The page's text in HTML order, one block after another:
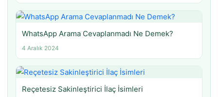
WhatsApp Arama Cevaplanmadı Ne Demek?
4 Aralık 2024
Reçetesiz Sakinleştirici İlaç İsimleri